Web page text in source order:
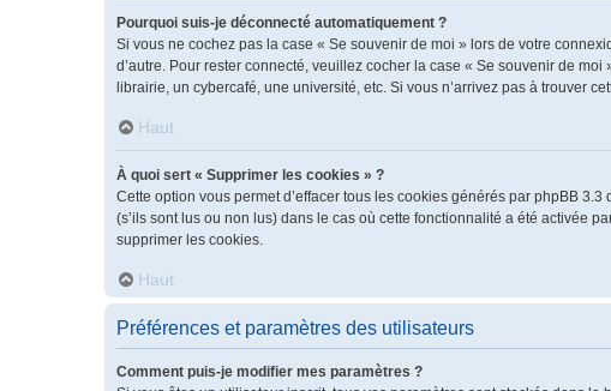
Pourquoi suis-je déconnecté automatiquement ?
Si vous ne cochez pas la case « Se souvenir de moi » lors de votre
d’autre. Pour rester connecté, veuillez cocher la case « Se souvenir de
librairie, un cybercafé, une université, etc. Si vous n’arrivez pas à trouver
Haut
À quoi sert « Supprimer les cookies » ?
Cette option vous permet d’effacer tous les cookies générés par phpBB
(s’ils sont lus ou non lus) dans le cas où cette fonctionnalité a été activée
supprimer les cookies.
Haut
Préférences et paramètres des utilisateurs
Comment puis-je modifier mes paramètres ?